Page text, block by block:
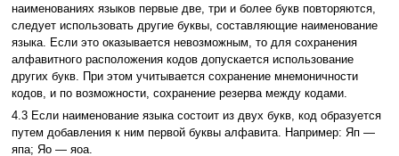
наименованиях языков первые две, три и более букв повторяются,
следует использовать другие буквы, составляющие наименование
языка. Если это оказывается невозможным, то для сохранения
алфавитного расположения кодов допускается использование
других букв. При этом учитывается сохранение мнемоничности
кодов, и по возможности, сохранение резерва между кодами.
4.3 Если наименование языка состоит из двух букв, код образуется
путем добавления к ним первой буквы алфавита. Например: Яп —
япа; Яо — яоа.